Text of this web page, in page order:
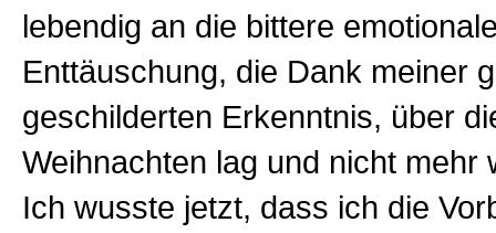
lebendig an die bittere
Enttäuschung, die Dank meiner
geschilderten Erkenntnis, über
Weihnachten lag und nicht mehr
Ich wusste jetzt, dass ich die